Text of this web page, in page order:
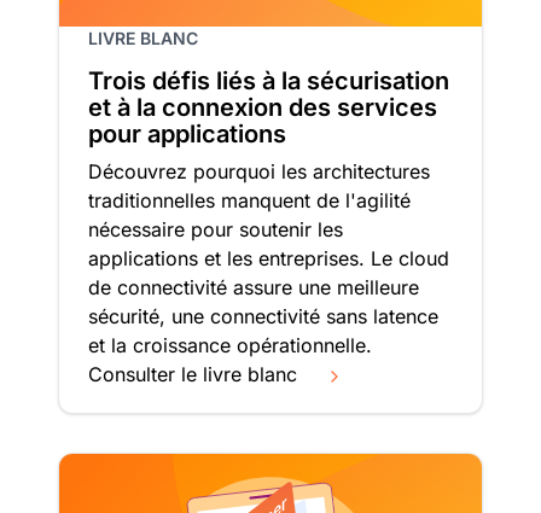
LIVRE BLANC
Trois défis liés à la sécurisation
et à la connexion des services
pour applications
Découvrez pourquoi les architectures
traditionnelles manquent de l'agilité
nécessaire pour soutenir les
applications et les entreprises. Le cloud
de connectivité assure une meilleure
sécurité, une connectivité sans latence
et la croissance opérationnelle.
Consulter le livre blanc